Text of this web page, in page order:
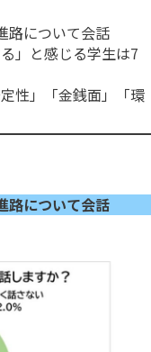
路について会話
」と感じる学生は7
性」「金銭面」「環
路について会話